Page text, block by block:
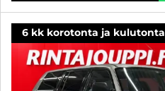
6 kk korotonta ja kulutonta